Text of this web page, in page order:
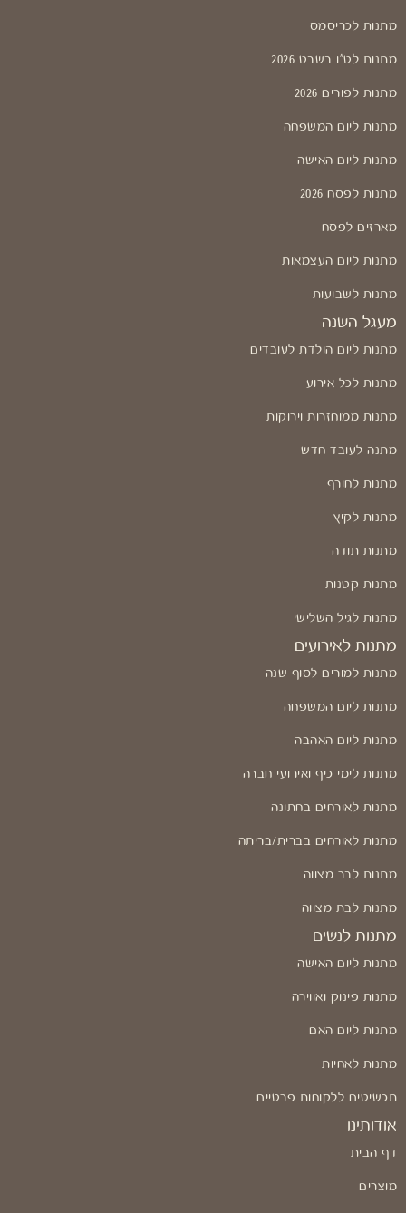
מתנות לכריסמס
מתנות לט"ו בשבט 2026
מתנות לפורים 2026
מתנות ליום המשפחה
מתנות ליום האישה
מתנות לפסח 2026
מארזים לפסח
מתנות ליום העצמאות
מתנות לשבועות
מעגל השנה
מתנות ליום הולדת לעובדים
מתנות לכל אירוע
מתנות ממוחזרות וירוקות
מתנה לעובד חדש
מתנות לחורף
מתנות לקיץ
מתנות תודה
מתנות קטנות
מתנות לגיל השלישי
מתנות לאירועים
מתנות למורים לסוף שנה
מתנות ליום המשפחה
מתנות ליום האהבה
מתנות לימי כיף ואירועי חברה
מתנות לאורחים בחתונה
מתנות לאורחים בברית/בריתה
מתנות לבר מצווה
מתנות לבת מצווה
מתנות לנשים
מתנות ליום האישה
מתנות פינוק ואווירה
מתנות ליום האם
מתנות לאחיות
תכשיטים ללקוחות פרטיים
אודותינו
דף הבית
מוצרים